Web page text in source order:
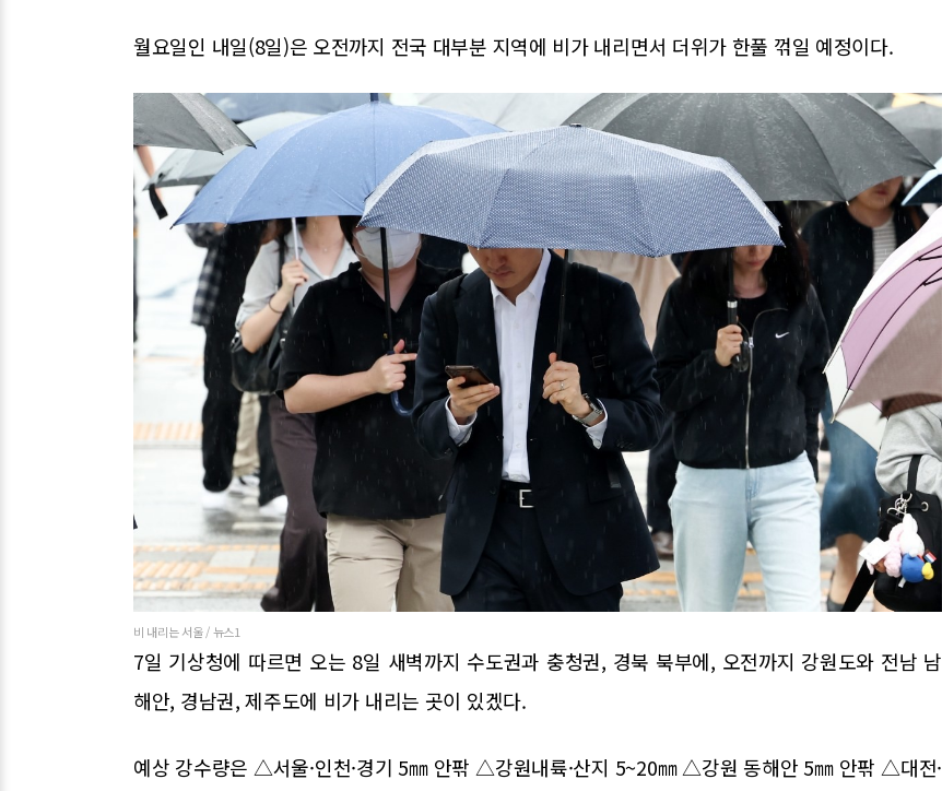
월요일인 내일(8일)은 오전까지 전국 대부분 지역에 비가 내리면서 더위가 한풀 꺾일 예정이다.
비 내리는 서울 / 뉴스1
7일 기상청에 따르면 오는 8일 새벽까지 수도권과 충청권, 경북 북부에, 오전까지 강원도와 전남 남
해안, 경남권, 제주도에 비가 내리는 곳이 있겠다.
예상 강수량은 △서울·인천·경기 5㎜ 안팎 △강원내륙·산지 5~20㎜ △강원 동해안 5㎜ 안팎 △대전·